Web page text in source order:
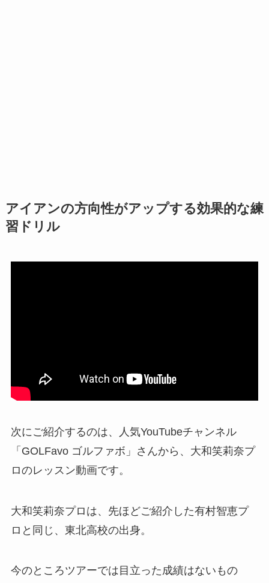
アイアンの方向性がアップする効果的な練
習ドリル
次にご紹介するのは、人気YouTubeチャンネル
「GOLFavo ゴルファボ」さんから、大和笑莉奈プ
ロのレッスン動画です。
大和笑莉奈プロは、先ほどご紹介した有村智恵プ
ロと同じ、東北高校の出身。
今のところツアーでは目立った成績はないもの